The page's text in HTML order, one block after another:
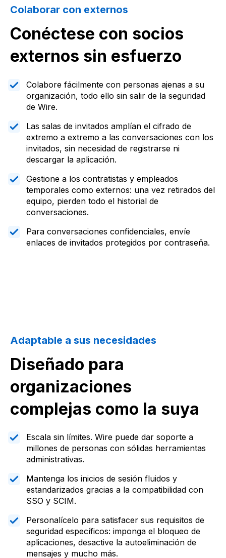
Colaborar con externos
Conéctese con socios
externos sin esfuerzo
Colabore fácilmente con personas ajenas a su
organización, todo ello sin salir de la seguridad
de Wire.
Las salas de invitados amplían el cifrado de
extremo a extremo a las conversaciones con los
invitados, sin necesidad de registrarse ni
descargar la aplicación.
Gestione a los contratistas y empleados
temporales como externos: una vez retirados del
equipo, pierden todo el historial de
conversaciones.
Para conversaciones confidenciales, envíe
enlaces de invitados protegidos por contraseña.
Adaptable a sus necesidades
Diseñado para
organizaciones
complejas como la suya
Escala sin límites. Wire puede dar soporte a
millones de personas con sólidas herramientas
administrativas.
Mantenga los inicios de sesión fluidos y
estandarizados gracias a la compatibilidad con
SSO y SCIM.
Personalícelo para satisfacer sus requisitos de
seguridad específicos: imponga el bloqueo de
aplicaciones, desactive la autoeliminación de
mensajes y mucho más.